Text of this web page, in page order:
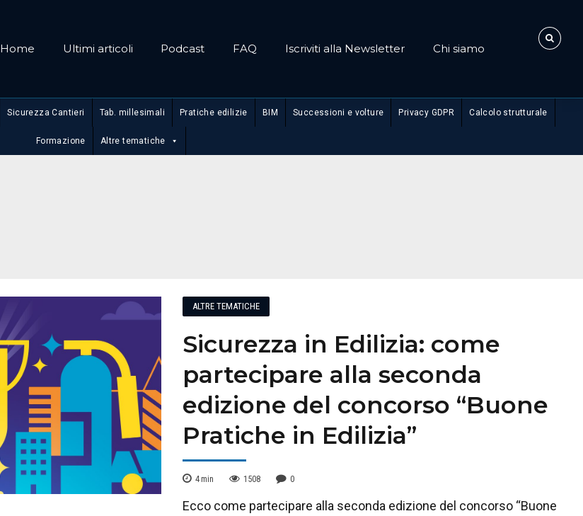
Home Ultimi articoli Podcast FAQ Iscriviti alla Newsletter Chi siamo
Sicurezza Cantieri Tab. millesimali Pratiche edilizie BIM Successioni e volture Privacy GDPR Calcolo strutturale
Formazione Altre tematiche
ALTRE TEMATICHE
Sicurezza in Edilizia: come
partecipare alla seconda
edizione del concorso “Buone
Pratiche in Edilizia”
4 min 1508 0
Ecco come partecipare alla seconda edizione del concorso “Buone